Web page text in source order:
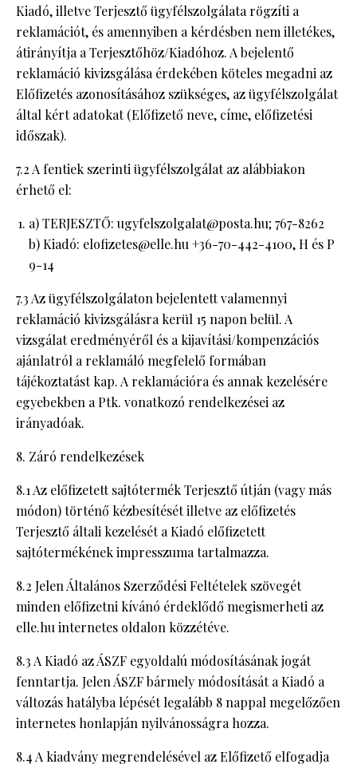
Kiadó, illetve Terjesztő ügyfélszolgálata rögzíti a
reklamációt, és amennyiben a kérdésben nem illetékes,
átirányítja a Terjesztőhöz/Kiadóhoz. A bejelentő
reklamáció kivizsgálása érdekében köteles megadni az
Előfizetés azonosításához szükséges, az ügyfélszolgálat
által kért adatokat (Előfizető neve, címe, előfizetési
időszak).
7.2 A fentiek szerinti ügyfélszolgálat az alábbiakon
érhető el:
a) TERJESZTŐ: ugyfelszolgalat@posta.hu; 767-8262
b) Kiadó: elofizetes@elle.hu +36-70-442-4100, H és P
9-14
7.3 Az ügyfélszolgálaton bejelentett valamennyi
reklamáció kivizsgálásra kerül 15 napon belül. A
vizsgálat eredményéről és a kijavítási/kompenzációs
ajánlatról a reklamáló megfelelő formában
tájékoztatást kap. A reklamációra és annak kezelésére
egyebekben a Ptk. vonatkozó rendelkezései az
irányadóak.
Záró rendelkezések
8.1 Az előfizetett sajtótermék Terjesztő útján (vagy más
módon) történő kézbesítését illetve az előfizetés
Terjesztő általi kezelését a Kiadó előfizetett
sajtótermékének impresszuma tartalmazza.
8.2 Jelen Általános Szerződési Feltételek szövegét
minden előfizetni kívánó érdeklődő megismerheti az
elle.hu internetes oldalon közzétéve.
8.3 A Kiadó az ÁSZF egyoldalú módosításának jogát
fenntartja. Jelen ÁSZF bármely módosítását a Kiadó a
változás hatályba lépését legalább 8 nappal megelőzően
internetes honlapján nyilvánosságra hozza.
8.4 A kiadvány megrendelésével az Előfizető elfogadja